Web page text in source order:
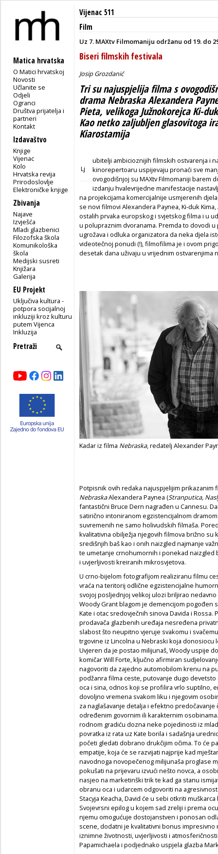
Matica hrvatska
O Matici hrvatskoj
Novosti
Učlanite se
Odjeli
Ogranci
Društva prijatelja i
partneri
Kontakt
Izdavaštvo
Knjige
Vijenac
Kolo
Hrvatska revija
Prirodoslovlje
Elektroničke knjige
Zbivanja
Najave
Izvješća
Mladi glazbenici
Filozofska škola
Komunikološka
škola
Medijski susreti
Knjižara
Galerija
EU Projekt
Uključiva kultura -
potpora socijalnoj
inkluziji kroz kulturu
putem Vijenca
Inkluzija
Vijenac 511
Film
Uz 7. MAXtv Filmomaniju održanu od 19. do
Biseri filmskih festivala
Josip Grozdanić
Tri su najuspjelija filma s
drama Nebraska Alexandera
Pieta, velikoga Južnokorejca Ki-
Kao netko zaljubljen glasovitoga
Kiarostamija
Lj
ubitelji ambicioznijih filmskih ostvarenja i
kinorepertoaru uspijevaju pronaći sve
ovogodišnjoj su MAXtv Filmomaniji barem
izdanju hvalevrijedne manifestacije
na projekcijama komercijalnije usmjerenih
se novi filmovi Alexandera Paynea, Ki-duk
ostalih prvaka europskog i svjetskog filma i u
u polupraznim dvoranama. Premda to dovodi
ugrožava i odluka organizatora da neka djela
videotečnoj ponudi (!), filmofilima je i ovom
desetak dana uživaju u vrijednim ostvarenjima
Kadar iz filma Nebraska, redatelj Alexander
Potpisnik ovih redaka najuspjelijim prikazanim
NebraskaAlexandera Paynea (Stranputica,
fantastični Bruce Dern nagrađen u Cannesu.
satirično intoniranom egzistencijalnom
suvremenih ne samo holivudskih filmaša.
kvalitativna obilježja njegovih filmova brižno
središnjih baš kao i onih naizgled najmanje
te umetanje crnohumornih i ponekad
i uvjerljivosti kreiranih mikrosvjetova.
U crno-bijelom fotografijom realiziranu filmu
vraća na teritorij odlične egzistencijalne
svojoj posljednjoj velikoj ulozi briljirao
Woody Grant blagom je demencijom pogođen
Kate i otac sredovječnih sinova Davida i
prodavača glazbenih uređaja nesređena
slabost što neupitno vjeruje svakomu i
trgovine iz Lincolna u Nebraski koja donosiocu
Uvjeren da je postao milijunaš, Woody uspije
komičar Will Forte, ključno afirmiran
nagovoriti da zajedno automobilom krenu na
podžanra filma ceste, putovanje dugo
oca i sina, odnos koji se profilira vrlo suptilno,
dovoljno vremena svakom liku i njegovim
za naglašavanje detalja i efektno
određenim govornim ili karakternim
rodnom gradiću dozna neke pojedinosti iz
povratka iz rata uz Kate borila i sadašnja
početi gledati dobrano drukčijim očima. To će
empatije, koja će se razvijati najprije kad
navodnoga novopečenog milijunaša proglase
pokušati na prijevaru izvući nešto novca, a
nasjeo na marketinški trik te kad ga stanu
obranu oca i udarcem odgovoriti na
Stacyja Keacha, David će u sebi otkriti
Svojevrsni epilog u kojem sad zreliji i prema
njemu omogućuje dostojanstven i ponosan
scene, dodatni je kvalitativni bonus
iznimne životnosti, uvjerljivosti i
Papamichaela i podjednako uspjela glazba